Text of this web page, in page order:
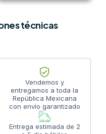
técnicas
Vendemos y
entregamos a toda la
República Mexicana
con envío garantizado
Entrega estimada de 2